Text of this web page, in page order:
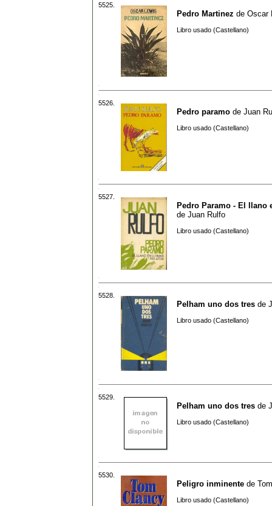
5525.
Pedro Martinez de Oscar
Libro usado (Castellano)
5526.
Pedro paramo de Juan
Libro usado (Castellano)
5527.
Pedro Paramo - El llano
de Juan Rulfo
Libro usado (Castellano)
5528.
Pelham uno dos tres de
Libro usado (Castellano)
5529.
Pelham uno dos tres de
Libro usado (Castellano)
5530.
Peligro inminente de
Libro usado (Castellano)